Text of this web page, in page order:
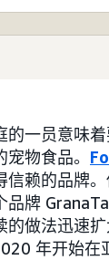
的一员意味
物食品。
信赖的品牌
品牌
做法迅速扩
年开始在